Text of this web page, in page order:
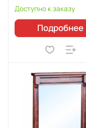
Доступно к заказу
Подробнее